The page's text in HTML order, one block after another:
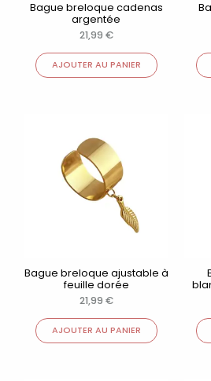
Bague breloque cadenas
argentée
21,99 €
AJOUTER AU PANIER
Bague breloque ajustable à
feuille dorée
21,99 €
AJOUTER AU PANIER